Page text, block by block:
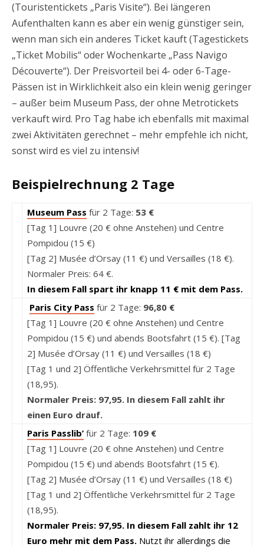
(Touristentickets „Paris Visite“). Bei längeren
Aufenthalten kann es aber ein wenig günstiger sein,
wenn man sich ein anderes Ticket kauft (Tagestickets
„Ticket Mobilis“ oder Wochenkarte „Pass Navigo
Découverte“). Der Preisvorteil bei 4- oder 6-Tage-
Pässen ist in Wirklichkeit also ein klein wenig geringer
– außer beim Museum Pass, der ohne Metrotickets
verkauft wird. Pro Tag habe ich ebenfalls mit maximal
zwei Aktivitäten gerechnet – mehr empfehle ich nicht,
sonst wird es viel zu intensiv!
Beispielrechnung 2 Tage
Museum Pass für 2 Tage: 53 €
[Tag 1] Louvre (20 € ohne Anstehen) und Centre
Pompidou (15 €)
[Tag 2] Musée d’Orsay (11 €) und Versailles (18 €).
Normaler Preis: 64 €.
In diesem Fall spart ihr knapp 11 € mit dem Pass.
Paris City Pass für 2 Tage: 96,80 €
[Tag 1] Louvre (20 € ohne Anstehen) und Centre
Pompidou (15 €) und abends Bootsfahrt (15 €). [Tag
2] Musée d’Orsay (11 €) und Versailles (18 €)
[Tag 1 und 2] Öffentliche Verkehrsmittel für 2 Tage
(18,95).
Normaler Preis: 97,95. In diesem Fall zahlt ihr
einen Euro drauf.
Paris Passlib’ für 2 Tage: 109 €
[Tag 1] Louvre (20 € ohne Anstehen) und Centre
Pompidou (15 €) und abends Bootsfahrt (15 €).
[Tag 2] Musée d’Orsay (11 €) und Versailles (18 €)
[Tag 1 und 2] Öffentliche Verkehrsmittel für 2 Tage
(18,95).
Normaler Preis: 97,95. In diesem Fall zahlt ihr 12
Euro mehr mit dem Pass. Nutzt ihr allerdings die